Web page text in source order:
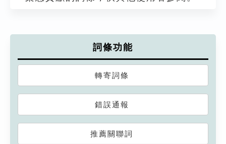
詞條功能
轉寄詞條
錯誤通報
推薦關聯詞